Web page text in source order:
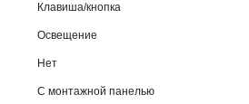
Клавиша/кнопка
Освещение
Нет
С монтажной панелью